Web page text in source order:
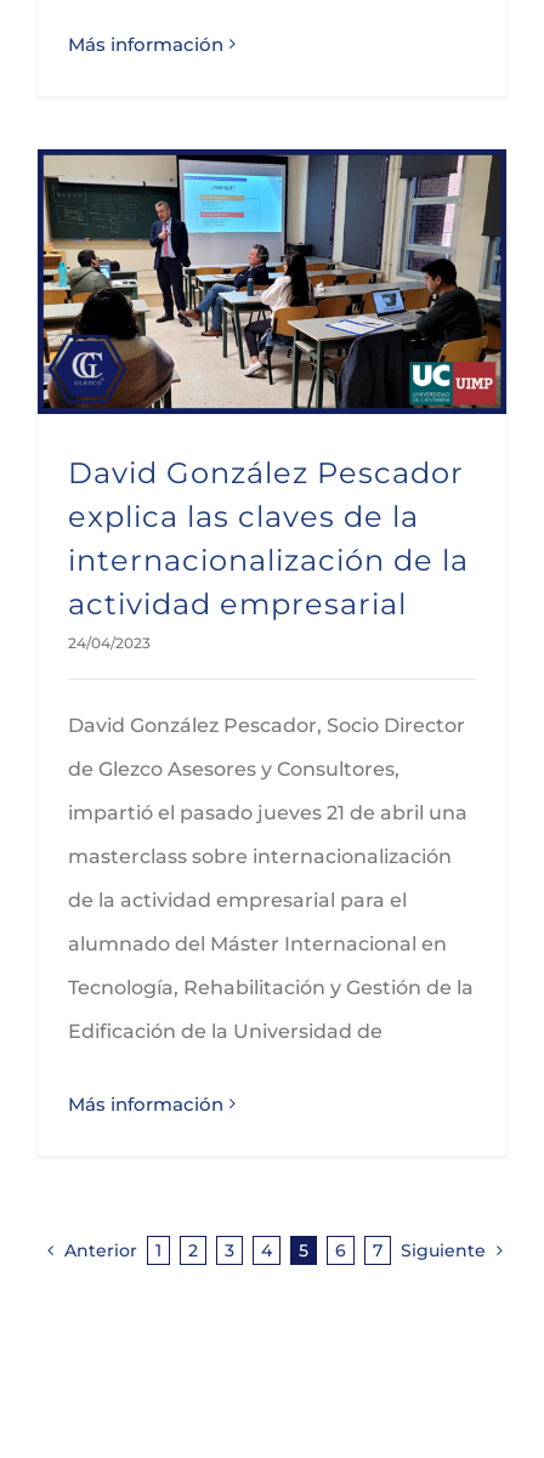
Más información
David González Pescador
explica las claves de la
internacionalización de la
actividad empresarial
24/04/2023
David González Pescador, Socio Director
de Glezco Asesores y Consultores,
impartió el pasado jueves 21 de abril una
masterclass sobre internacionalización
de la actividad empresarial para el
alumnado del Máster Internacional en
Tecnología, Rehabilitación y Gestión de la
Edificación de la Universidad de
Más información
Anterior 1 2 3 4 5 6 7 Siguiente